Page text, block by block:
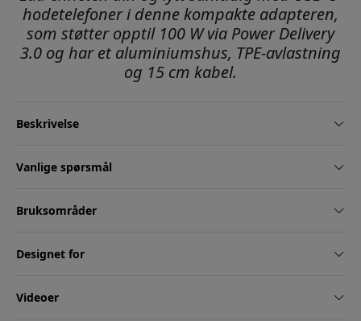
hodetelefoner i denne kompakte adapteren,
som støtter opptil 100 W via Power Delivery
3.0 og har et aluminiumshus, TPE-avlastning
og 15 cm kabel.
Beskrivelse
Vanlige spørsmål
Bruksområder
Designet for
Videoer